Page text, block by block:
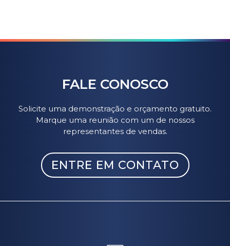
FALE CONOSCO
Solicite uma demonstração e orçamento gratuito.
Marque uma reunião com um de nossos
representantes de vendas.
ENTRE EM CONTATO